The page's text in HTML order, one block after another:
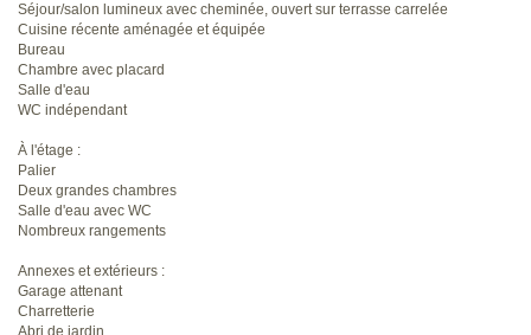
Séjour/salon lumineux avec cheminée, ouvert sur terrasse carrelée
Cuisine récente aménagée et équipée
Bureau
Chambre avec placard
Salle d'eau
WC indépendant
À l'étage :
Palier
Deux grandes chambres
Salle d'eau avec WC
Nombreux rangements
Annexes et extérieurs :
Garage attenant
Charretterie